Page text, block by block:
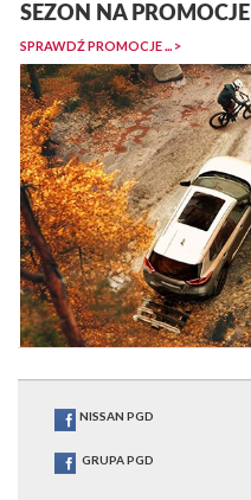
SEZON NA PROMOCJE
SPRAWDŹ PROMOCJE ... >
NISSAN PGD
GRUPA PGD